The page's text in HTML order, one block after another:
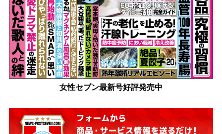
女性セブン最新号好評発売中